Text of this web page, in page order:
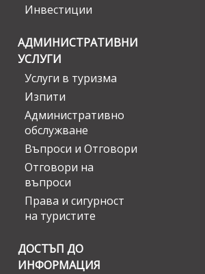
Инвестиции
АДМИНИСТРАТИВНИ
УСЛУГИ
Услуги в туризма
Изпити
Административно
обслужване
Въпроси и Отговори
Отговори на
въпроси
Права и сигурност
на туристите
ДОСТЪП ДО
ИНФОРМАЦИЯ